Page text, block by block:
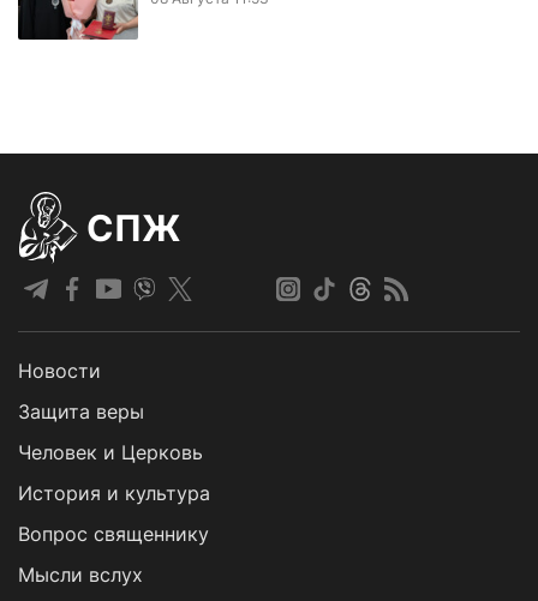
СПЖ
Новости
Защита веры
Человек и Церковь
История и культура
Вопрос священнику
Мысли вслух